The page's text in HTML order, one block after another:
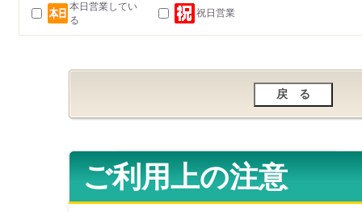
本日営業してい
る
祝日営業
ご利用上の注意